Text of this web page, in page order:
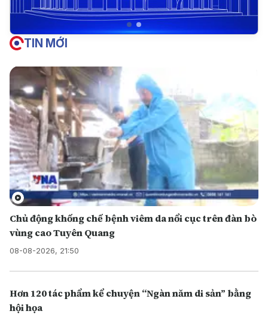
TIN MỚI
Chủ động khống chế bệnh viêm da nổi cục trên đàn bò
vùng cao Tuyên Quang
08-08-2026, 21:50
Hơn 120 tác phẩm kể chuyện “Ngàn năm di sản” bằng
hội họa